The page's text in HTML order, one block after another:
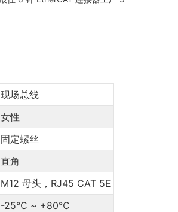
现场总线
女性
固定螺丝
直角
M12 母头，RJ45 CAT 5E
-25℃ ~ +80℃